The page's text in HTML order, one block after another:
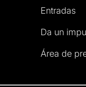
Entradas
Da un
Área de